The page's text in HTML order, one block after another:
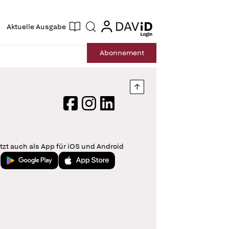
Aktuelle Ausgabe Suche login
login
Abonnement
Nach oben springen
FacebookInstagram
LinkedIn
auch als App für iOS und Android
Jetzt bei Google PlayLaden im App Store